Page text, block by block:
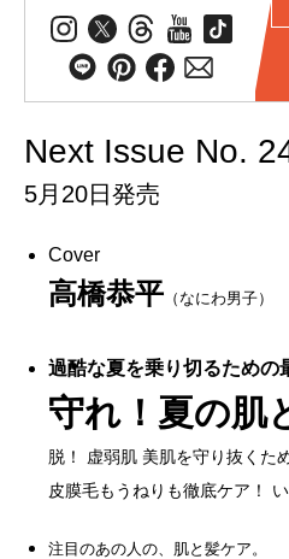
Next Issue No.
5月20日発売
Cover
高橋恭平 （なにわ男子）
過酷な夏を乗り切るための
守れ！夏の肌
脱！ 虚弱肌 美肌を守り抜くた
皮膜毛もうねりも徹底ケア！
注目のあの人の、肌と髪ケア。